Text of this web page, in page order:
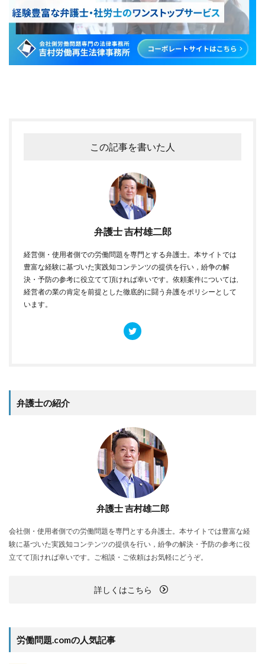
この記事を書いた人
弁護士 吉村雄二郎
経営側・使用者側での労働問題を専門とする弁護士。本サイトでは
豊富な経験に基づいた実践知コンテンツの提供を行い，紛争の解
決・予防の参考に役立てて頂ければ幸いです。依頼案件については,
経営者の業の肯定を前提とした徹底的に闘う弁護をポリシーとして
います。
弁護士の紹介
弁護士 吉村雄二郎
会社側・使用者側での労働問題を専門とする弁護士。本サイトでは豊富な経
験に基づいた実践知コンテンツの提供を行い，紛争の解決・予防の参考に役
立てて頂ければ幸いです。ご相談・ご依頼はお気軽にどうぞ。
詳しくはこちら
労働問題.comの人気記事